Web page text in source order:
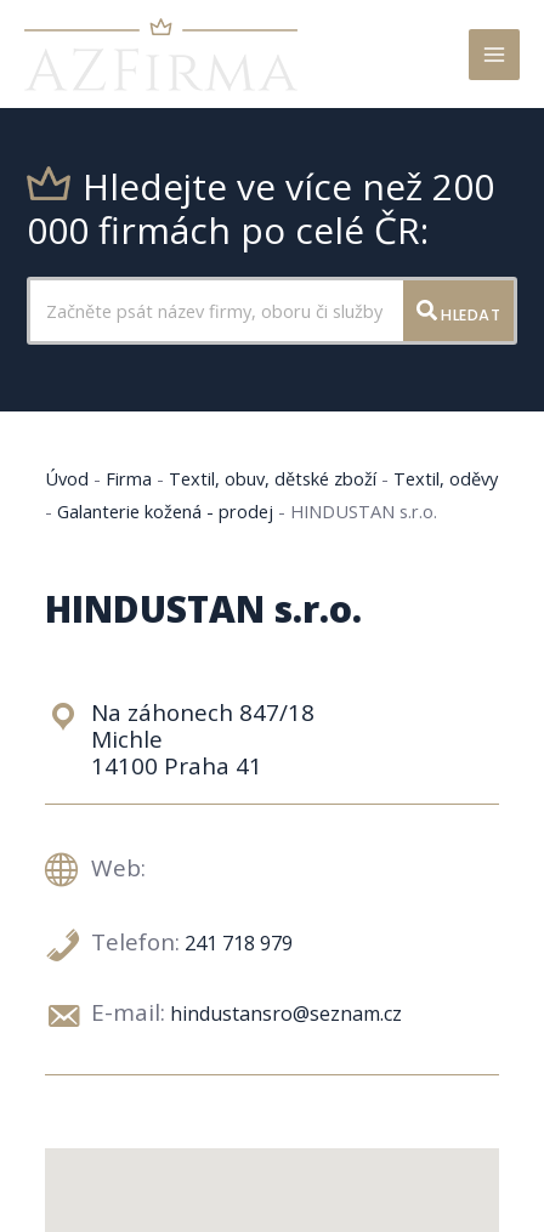
Hledejte ve více než 200
000 firmách po celé ČR:
HLEDAT
Úvod - Firma - Textil, obuv, dětské zboží- Textil, oděvy
-Galanterie kožená - prodej - HINDUSTAN s.r.o.
HINDUSTAN s.r.o.
Na záhonech 847/18
Michle
14100 Praha 41
Web:
Telefon: 241 718 979
E-mail: hindustansro@seznam.cz